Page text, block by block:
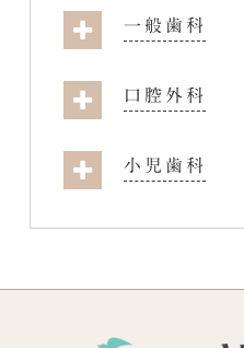
一般歯科
口腔外科
小児歯科